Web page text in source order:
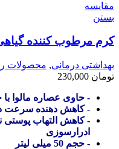
مقایسه
بستن
کرم مرطوب کننده
بهداشتی درمانی, محصولات
تومان
- حاوی عصاره مالوا
- کاهش دهنده سرعت
- کاهش التهاب پوستی
ادرارسوزی
- حجم 50 میلی لیتر